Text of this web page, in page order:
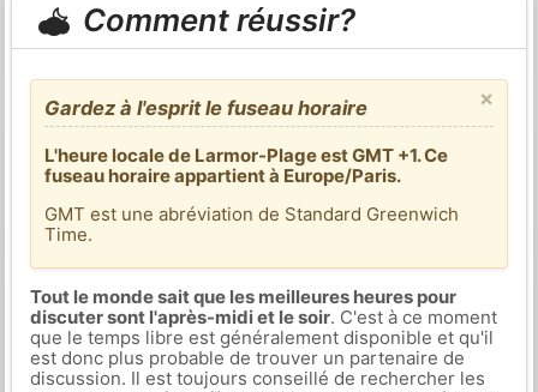
Comment réussir?
×
Gardez à l'esprit le fuseau horaire
L'heure locale de Larmor-Plage est GMT +1. Ce
fuseau horaire appartient à Europe/Paris.
GMT est une abréviation de Standard Greenwich
Time.
Tout le monde sait que les meilleures heures pour
discuter sont l'après-midi et le soir. C'est à ce moment
que le temps libre est généralement disponible et qu'il
est donc plus probable de trouver un partenaire de
discussion. Il est toujours conseillé de rechercher les